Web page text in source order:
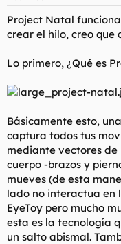
d
e
t
m
a
i
c
o
Project Natal
crear el hilo, creo que
Lo primero, ¿Qué es
Básicamente esto,
captura todos tus
mediante vectores de
cuerpo -brazos y
mueves (de esta
lado no interactua en
EyeToy pero mucho
esta es la tecnología
un salto abismal.